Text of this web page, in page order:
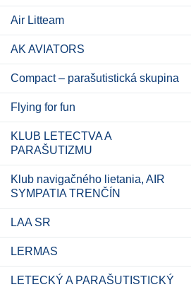
Air Litteam
AK AVIATORS
Compact – parašutistická skupina
Flying for fun
KLUB LETECTVA A
PARAŠUTIZMU
Klub navigačného lietania, AIR
SYMPATIA TRENČÍN
LAA SR
LERMAS
LETECKÝ A PARAŠUTISTICKÝ